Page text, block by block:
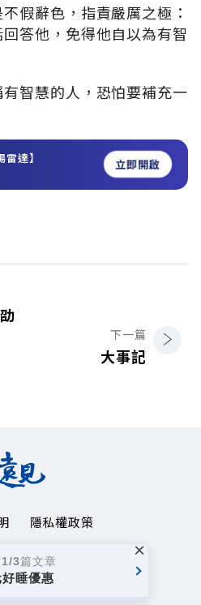
假辭色，指責嚴厲之極：
回答他，免得他自以為有智
智慧的人，恐怕要補充一
達】 立即開啟
下一篇
大事記
隱私權政策
1999~2026
群. All rights reserved.
3篇文章
睡優惠
×